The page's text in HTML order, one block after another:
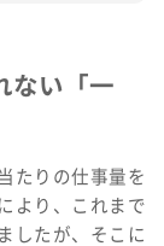
ない「一
たりの仕事量を
より、これまで
したが、そこに